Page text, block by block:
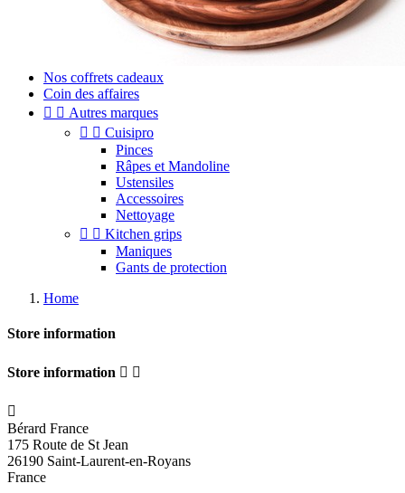
Nos coffrets cadeaux
Coin des affaires
  Autres marques
  Cuisipro
Pinces
Râpes et Mandoline
Ustensiles
Accessoires
Nettoyage
  Kitchen grips
Maniques
Gants de protection
Home
Store information
Store information  

Bérard France
175 Route de St Jean
26190 Saint-Laurent-en-Royans
France